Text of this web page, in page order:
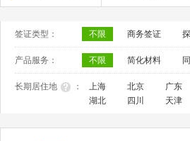
签证类型： 不限 商务签证
产品服务： 不限 简化材料
长期居住地 ： 上海 北京 广东
湖北
四川 天津